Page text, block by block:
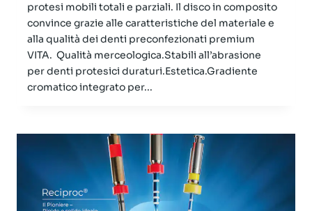
protesi mobili totali e parziali. Il disco in composito
convince grazie alle caratteristiche del materiale e
alla qualità dei denti preconfezionati premium
VITA. Qualità merceologica.Stabili all’abrasione
per denti protesici duraturi.Estetica.Gradiente
cromatico integrato per...